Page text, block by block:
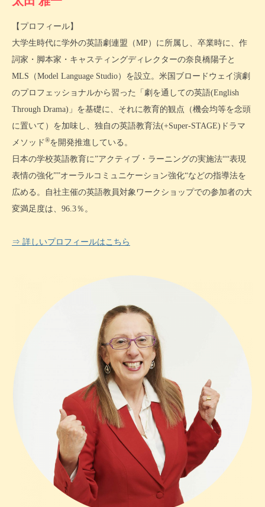
【プロフィール】
大学生時代に学外の英語劇連盟（MP）に所属し、卒業時に、作
詞家・脚本家・キャスティングディレクターの奈良橋陽子と
MLS（Model Language Studio）を設立。米国ブロードウェイ演劇
のプロフェッショナルから習った「劇を通しての英語(English
Through Drama)」を基礎に、それに教育的観点（機会均等を念頭
に置いて）を加味し、独自の英語教育法(+Super-STAGE)ドラマ
メソッド®を開発推進している。
日本の学校英語教育に”アクティブ・ラーニングの実施法““表現
表情の強化””オーラルコミュニケーション強化“などの指導法を
広める。自社主催の英語教員対象ワークショップでの参加者の大
変満足度は、96.3％。
⇒ 詳しいプロフィールはこちら